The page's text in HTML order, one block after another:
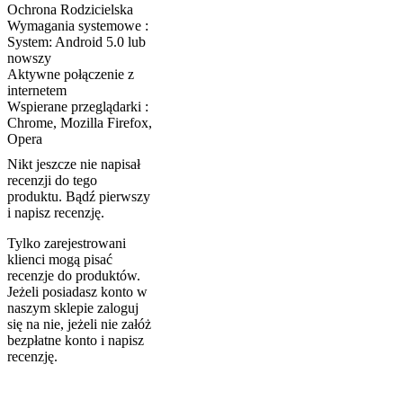
Ochrona Rodzicielska
Wymagania systemowe :
System: Android 5.0 lub
nowszy
Aktywne połączenie z
internetem
Wspierane przeglądarki :
Chrome, Mozilla Firefox,
Opera
Nikt jeszcze nie napisał
recenzji do tego
produktu. Bądź pierwszy
i napisz recenzję.
Tylko zarejestrowani
klienci mogą pisać
recenzje do produktów.
Jeżeli posiadasz konto w
naszym sklepie zaloguj
się na nie, jeżeli nie załóż
bezpłatne konto i napisz
recenzję.